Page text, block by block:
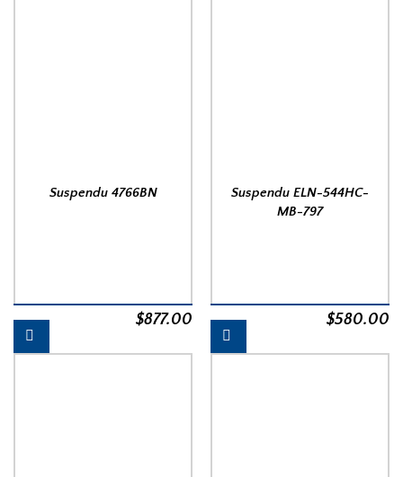
Suspendu 4766BN
$877.00
Suspendu ELN-544HC-
MB-797
$580.00